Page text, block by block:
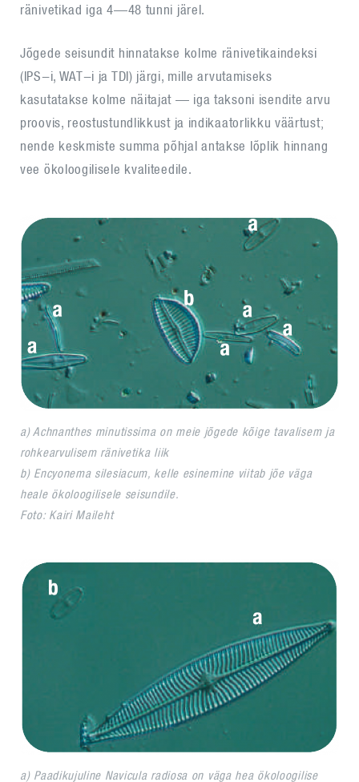
ränivetikad iga 4—48 tunni järel.
Jõgede seisundit hinnatakse kolme ränivetikaindeksi
(IPS-i, WAT-i ja TDI) järgi, mille arvutamiseks
kasutatakse kolme näitajat — iga taksoni isendite arvu
proovis, reostustundlikkust ja indikaatorlikku väärtust;
nende keskmiste summa põhjal antakse lõplik hinnang
vee ökoloogilisele kvaliteedile.
a) Achnanthes minutissima on meie jõgede kõige tavalisem ja
rohkearvulisem ränivetika liik
b) Encyonema silesiacum, kelle esinemine viitab jõe väga
heale ökoloogilisele seisundile.
Foto: Kairi Maileht
a) Paadikujuline Navicula radiosa on väga hea ökoloogilise